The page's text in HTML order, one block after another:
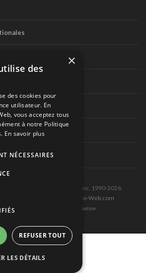
© Les Éditions Pole-Position inc. 1990-2026
et hébergé par Montréal-Photo-Web.com
confidentialité et Conditions d’utilisation
×
des
des cookies pour
utilisateur. En
vous acceptez tous
à notre Politique
En savoir plus
NÉCESSAIRES
REFUSER TOUT
LES DÉTAILS